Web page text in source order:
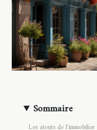
Sommaire
Les atouts de l'immobilier